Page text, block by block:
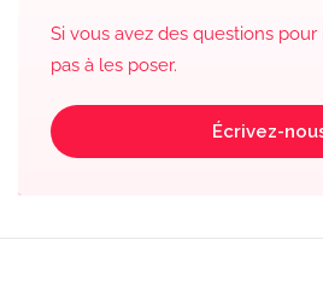
Si vous avez des questions pour
pas à les poser.
Écrivez-